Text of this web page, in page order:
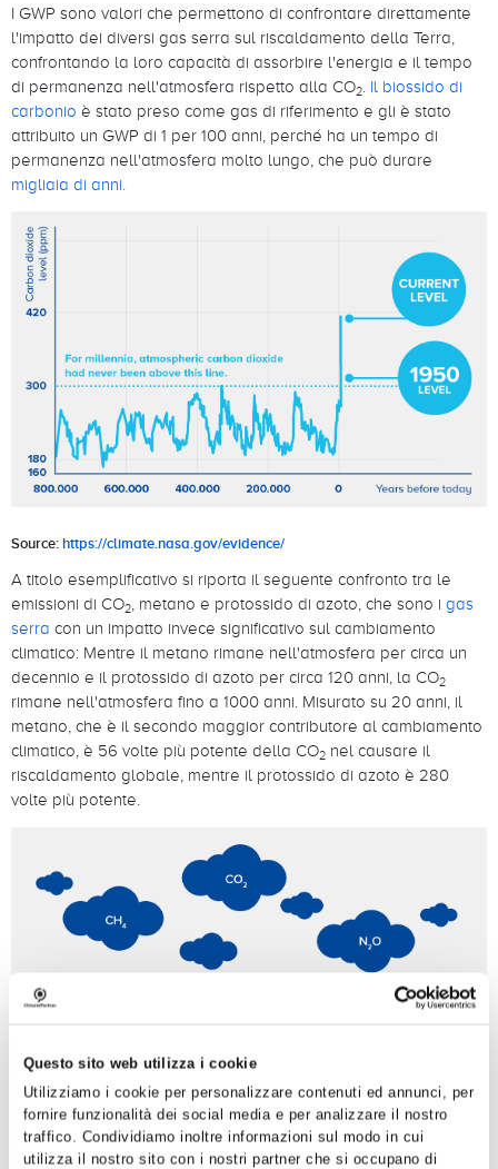
Questo sito web utilizza i cookie
Utilizziamo i cookie per personalizzare contenuti ed annunci, per
fornire funzionalità dei social media e per analizzare il nostro
traffico. Condividiamo inoltre informazioni sul modo in cui
utilizza il nostro sito con i nostri partner che si occupano di
I GWP sono valori che permettono di confrontare direttamente
l'impatto dei diversi gas serra sul riscaldamento della Terra,
confrontando la loro capacità di assorbire l'energia e il tempo
di permanenza nell'atmosfera rispetto alla CO2. Il biossido di
carbonio è stato preso come gas di riferimento e gli è stato
attribuito un GWP di 1 per 100 anni, perché ha un tempo di
permanenza nell'atmosfera molto lungo, che può durare
migliaia di anni.
Source:https://climate.nasa.gov/evidence/
A titolo esemplificativo si riporta il seguente confronto tra le
emissioni di CO2, metano e protossido di azoto, che sono i gas
serra con un impatto invece significativo sul cambiamento
climatico: Mentre il metano rimane nell'atmosfera per circa un
decennio e il protossido di azoto per circa 120 anni, la CO2
rimane nell'atmosfera fino a 1000 anni. Misurato su 20 anni, il
metano, che è il secondo maggior contributore al cambiamento
climatico, è 56 volte più potente della CO2 nel causare il
riscaldamento globale, mentre il protossido di azoto è 280
volte più potente.